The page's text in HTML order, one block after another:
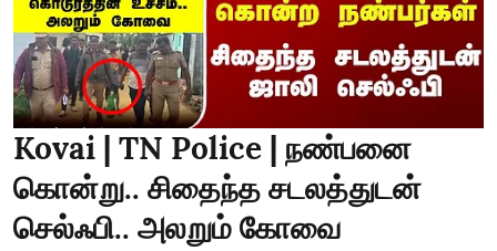
Kovai | TN Police | நண்பனை
கொன்று.. சிதைந்த சடலத்துடன்
செல்ஃபி.. அலறும் கோவை